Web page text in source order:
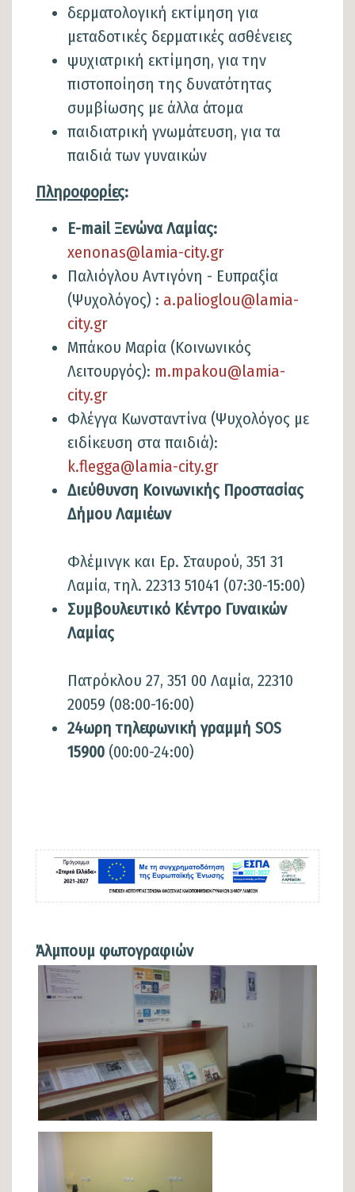
δερματολογική εκτίμηση για
μεταδοτικές δερματικές ασθένειες
ψυχιατρική εκτίμηση, για την
πιστοποίηση της δυνατότητας
συμβίωσης με άλλα άτομα
παιδιατρική γνωμάτευση, για τα
παιδιά των γυναικών
Πληροφορίες:
E-mail Ξενώνα Λαμίας:
xenonas@lamia-city.gr
Παλιόγλου Αντιγόνη - Ευπραξία
(Ψυχολόγος) : a.palioglou@lamia-
city.gr
Μπάκου Μαρία (Κοινωνικός
Λειτουργός): m.mpakou@lamia-
city.gr
Φλέγγα Κωνσταντίνα (Ψυχολόγος με
ειδίκευση στα παιδιά):
k.flegga@lamia-city.gr
Διεύθυνση Κοινωνικής Προστασίας
Δήμου Λαμιέων
Φλέμινγκ και Ερ. Σταυρού, 351 31
Λαμία, τηλ. 22313 51041 (07:30-15:00)
Συμβουλευτικό Κέντρο Γυναικών
Λαμίας
Πατρόκλου 27, 351 00 Λαμία, 22310
20059 (08:00-16:00)
24ωρη τηλεφωνική γραμμή SOS
15900 (00:00-24:00)
Άλμπουμ φωτογραφιών
Φωτογραφίες